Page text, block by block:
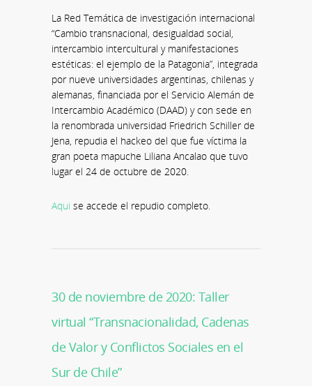
La Red Temática de investigación internacional
“Cambio transnacional, desigualdad social,
intercambio intercultural y manifestaciones
estéticas: el ejemplo de la Patagonia”, integrada
por nueve universidades argentinas, chilenas y
alemanas, financiada por el Servicio Alemán de
Intercambio Académico (DAAD) y con sede en
la renombrada universidad Friedrich Schiller de
Jena, repudia el hackeo del que fue víctima la
gran poeta mapuche Liliana Ancalao que tuvo
lugar el 24 de octubre de 2020.
Aqui se accede el repudio completo.
30 de noviembre de 2020: Taller
virtual “Transnacionalidad, Cadenas
de Valor y Conflictos Sociales en el
Sur de Chile”